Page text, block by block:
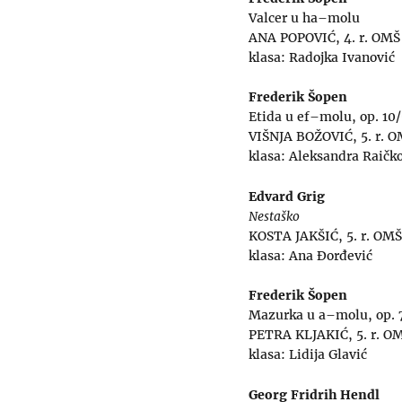
Valcer u ha–molu
ANA POPOVIĆ, 4. r. OMŠ
klasa: Radojka Ivanović
Frederik Šopen
Etida u ef–molu, op.
VIŠNJA BOŽOVIĆ, 5. r.
klasa: Aleksandra
Edvard Grig
Nestaško
KOSTA JAKŠIĆ, 5. r. OMŠ
klasa: Ana Đorđević
Frederik Šopen
Mazurka u a–molu, op.
PETRA KLJAKIĆ, 5. r.
klasa: Lidija Glavić
Georg Fridrih Hendl